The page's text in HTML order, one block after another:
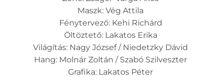
Maszk: Vég Attila
Fénytervező: Kehi Richárd
Öltöztető: Lakatos Erika
Világítás: Nagy József / Niedetzky Dávid
Hang: Molnár Zoltán / Szabó Szilveszter
Grafika: Lakatos Péter